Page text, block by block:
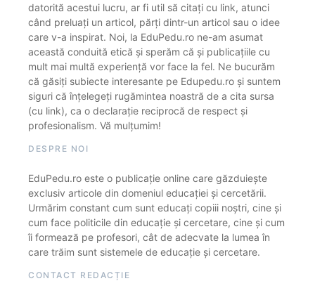
datorită acestui lucru, ar fi util să citați cu link, atunci
când preluați un articol, părți dintr-un articol sau o idee
care v-a inspirat. Noi, la EduPedu.ro ne-am asumat
această conduită etică și sperăm că și publicațiile cu
mult mai multă experiență vor face la fel. Ne bucurăm
că găsiți subiecte interesante pe Edupedu.ro și suntem
siguri că înțelegeți rugămintea noastră de a cita sursa
(cu link), ca o declarație reciprocă de respect și
profesionalism. Vă mulțumim!
DESPRE NOI
EduPedu.ro este o publicație online care găzduiește
exclusiv articole din domeniul educației și cercetării.
Urmărim constant cum sunt educați copiii noștri, cine și
cum face politicile din educație și cercetare, cine și cum
îi formează pe profesori, cât de adecvate la lumea în
care trăim sunt sistemele de educație și cercetare.
CONTACT REDACȚIE